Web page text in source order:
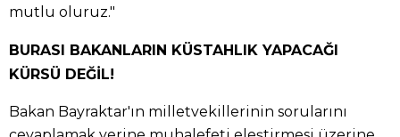
mutlu oluruz."
BURASI BAKANLARIN KÜSTAHLIK YAPACAĞI
KÜRSÜ DEĞİL!
Bakan Bayraktar'ın milletvekillerinin sorularını